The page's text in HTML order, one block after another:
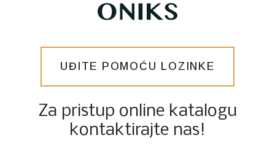
UĐITE POMOĆU LOZINKE
Za pristup online katalogu
kontaktirajte nas!